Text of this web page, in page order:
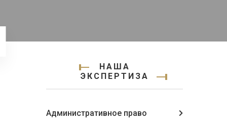
НАША
ЭКСПЕРТИЗА
Административное право